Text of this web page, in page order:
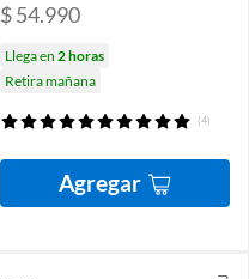
$ 54.990
Llega en 2 horas
Retira mañana
(4)
Agregar